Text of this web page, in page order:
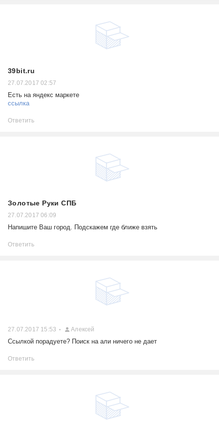
39bit.ru
27.07.2017 02:57
Есть на яндекс маркете
ссылка
Ответить
Золотые Руки СПБ
27.07.2017 06:09
Напишите Ваш город. Подскажем где ближе взять
Ответить
27.07.2017 15:53 Алексей
Ссылкой порадуете? Поиск на али ничего не дает
Ответить